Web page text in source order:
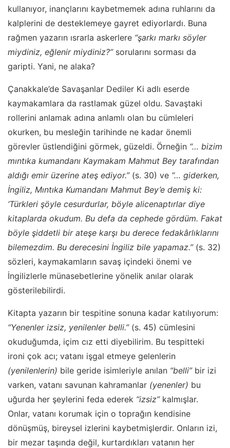
kullanıyor, inançlarını kaybetmemek adına ruhlarını da
kalplerini de desteklemeye gayret ediyorlardı. Buna
rağmen yazarın ısrarla askerlere “şarkı markı söyler
miydiniz, eğlenir miydiniz?”sorularını sorması da
garipti. Yani, ne alaka?
Çanakkale’de Savaşanlar Dediler Ki adlı eserde
kaymakamlara da rastlamak güzel oldu. Savaştaki
rollerini anlamak adına anlamlı olan bu cümleleri
okurken, bu mesleğin tarihinde ne kadar önemli
görevler üstlendiğini görmek, güzeldi. Örneğin “… bizim
mıntıka kumandanı Kaymakam Mahmut Bey tarafından
aldığı emir üzerine ateş ediyor.”(s. 30) ve “… giderken,
İngiliz, Mıntıka Kumandanı Mahmut Bey’e demiş ki:
‘Türkleri şöyle cesurdurlar, böyle alicenaptırlar diye
kitaplarda okudum. Bu defa da cephede gördüm. Fakat
böyle şiddetli bir ateşe karşı bu derece fedakârlıklarını
bilemezdim. Bu derecesini İngiliz bile yapamaz.”(s. 32)
sözleri, kaymakamların savaş içindeki önemi ve
İngilizlerle münasebetlerine yönelik anılar olarak
gösterilebilirdi.
Kitapta yazarın bir tespitine sonuna kadar katılıyorum:
“Yenenler izsiz, yenilenler belli.”(s. 45) cümlesini
okuduğumda, içim cız etti diyebilirim. Bu tespitteki
ironi çok acı; vatanı işgal etmeye gelenlerin
(yenilenlerin) bile geride isimleriyle anılan “belli”bir izi
varken, vatanı savunan kahramanlar (yenenler) bu
uğurda her şeylerini feda ederek “izsiz”kalmışlar.
Onlar, vatanı korumak için o toprağın kendisine
dönüşmüş, bireysel izlerini kaybetmişlerdir. Onların izi,
bir mezar taşında değil, kurtardıkları vatanın her